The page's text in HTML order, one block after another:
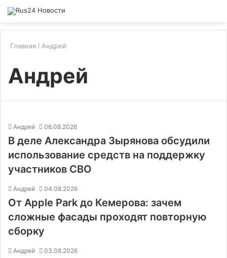
Главная / Андрей
Андрей
Андрей 06.08.2026
В деле Александра Зырянова обсудили
использование средств на поддержку
участников СВО
Андрей 04.08.2026
От Apple Park до Кемерова: зачем
сложные фасады проходят повторную
сборку
Андрей 03.08.2026